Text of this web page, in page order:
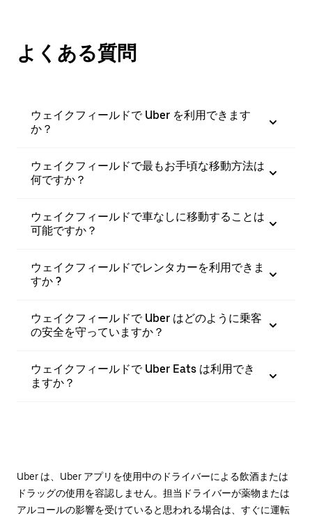
よくある質問
ウェイクフィールドで Uber を利用できます
か？
ウェイクフィールドで最もお手頃な移動方法は
何ですか？
ウェイクフィールドで車なしに移動することは
可能ですか？
ウェイクフィールドでレンタカーを利用できま
すか ?
ウェイクフィールドで Uber はどのように乗客
の安全を守っていますか？
ウェイクフィールドで Uber Eats は利用でき
ますか？
Uber は、Uber アプリを使用中のドライバーによる飲酒または
ドラッグの使用を容認しません。担当ドライバーが薬物または
アルコールの影響を受けていると思われる場合は、すぐに運転